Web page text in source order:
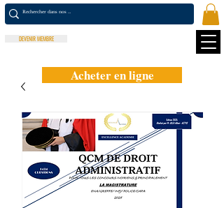
DEVENIR MEMBRE
Acheter en ligne